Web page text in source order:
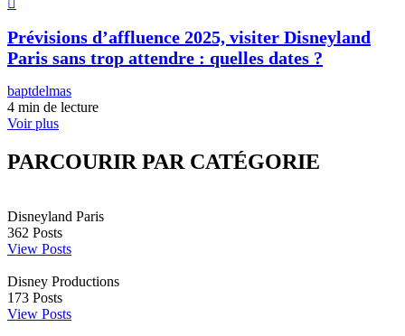
Prévisions d’affluence 2025, visiter Disneyland
Paris sans trop attendre : quelles dates ?
baptdelmas
4 min de lecture
Voir plus
PARCOURIR PAR CATÉGORIE
Disneyland Paris
362 Posts
View Posts
Disney Productions
173 Posts
View Posts